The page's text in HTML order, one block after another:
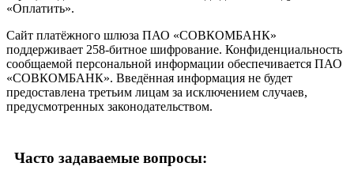
«Оплатить».
Сайт платёжного шлюза ПАО «СОВКОМБАНК»
поддерживает 258-битное шифрование. Конфиденциальность
сообщаемой персональной информации обеспечивается ПАО
«СОВКОМБАНК». Введённая информация не будет
предоставлена третьим лицам за исключением случаев,
предусмотренных законодательством.
Часто задаваемые вопросы: